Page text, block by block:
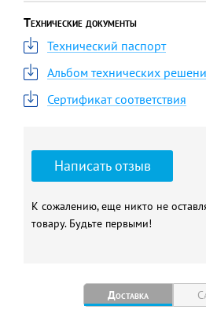
Технические документы
Технический паспорт
Альбом технических
Сертификат соответствия
Написать отзыв
К сожалению, еще никто не
товару. Будьте первыми!
Доставка